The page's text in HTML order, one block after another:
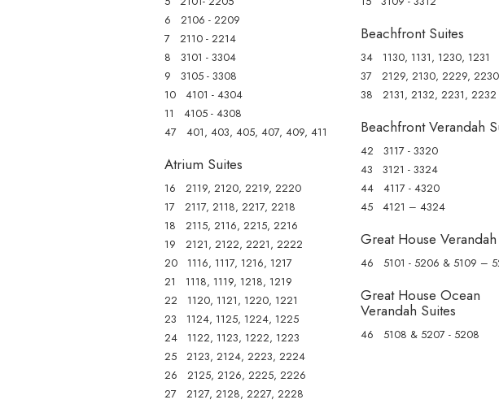
vuelta desde Kingston (KIN) a Couples Sans Souci y Couples Tower Isle se basa en una
6 2106 - 2209
7 2110 - 2214
8 3101 - 3304
9 3105 - 3308
10 4101 - 4304
11 4105 - 4308
47 401, 403, 405, 407, 409, 411
Atrium Suites
16 2119, 2120, 2219, 2220
17 2117, 2118, 2217, 2218
18 2115, 2116, 2215, 2216
19 2121, 2122, 2221, 2222
20 1116, 1117, 1216, 1217
21 1118, 1119, 1218, 1219
22 1120, 1121, 1220, 1221
23 1124, 1125, 1224, 1225
24 1122, 1123, 1222, 1223
25 2123, 2124, 2223, 2224
26 2125, 2126, 2225, 2226
27 2127, 2128, 2227, 2228
Beachfront Suites
34 1130, 1131, 1230, 1231
37 2129, 2130, 2229, 2230
38 2131, 2132, 2231, 2232
Beachfront Verandah
42 3117 - 3320
43 3121 - 3324
44 4117 - 4320
45 4121 – 4324
Great House
46 5101 - 5206 & 5109 –
Great House Ocean
Verandah Suites
46 5108 & 5207 - 5208